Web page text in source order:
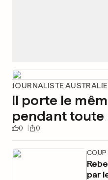
JOURNALISTE
Il porte le
pendant toute
0 0
COUP
par